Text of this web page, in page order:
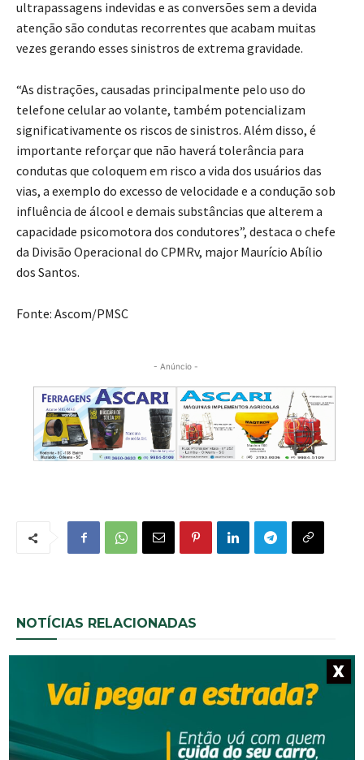
ultrapassagens indevidas e as conversões sem a devida
atenção são condutas recorrentes que acabam muitas
vezes gerando esses sinistros de extrema gravidade.
“As distrações, causadas principalmente pelo uso do
telefone celular ao volante, também potencializam
significativamente os riscos de sinistros. Além disso, é
importante reforçar que não haverá tolerância para
condutas que coloquem em risco a vida dos usuários das
vias, a exemplo do excesso de velocidade e a condução sob
influência de álcool e demais substâncias que alterem a
capacidade psicomotora dos condutores”, destaca o chefe
da Divisão Operacional do CPMRv, major Maurício Abílio
dos Santos.
Fonte: Ascom/PMSC
- Anúncio -
NOTÍCIAS RELACIONADAS
X